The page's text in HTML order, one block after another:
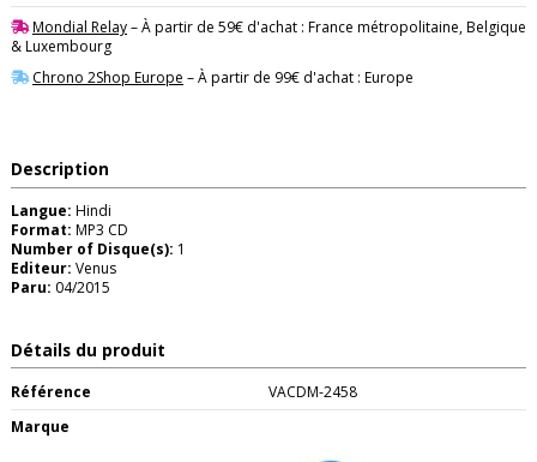
Mondial Relay– À partir de 59€ d'achat : France métropolitaine, Belgique
& Luxembourg
Chrono 2Shop Europe – À partir de 99€ d'achat : Europe
Description
Langue: Hindi
Format: MP3 CD
Number of Disque(s): 1
Editeur: Venus
Paru: 04/2015
Détails du produit
Référence
VACDM-2458
Marque